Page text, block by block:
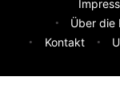
Über die
Kontakt